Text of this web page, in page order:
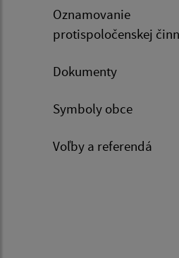
Oznamovanie
protispoločenskej
Dokumenty
Symboly obce
Voľby a referendá